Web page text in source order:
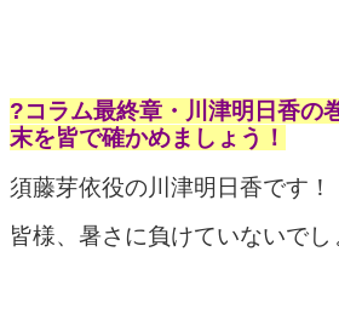
?コラム最終章・川津明日香の
末を皆で確かめましょう！
須藤芽依役の川津明日香です！
皆様、暑さに負けていないでし